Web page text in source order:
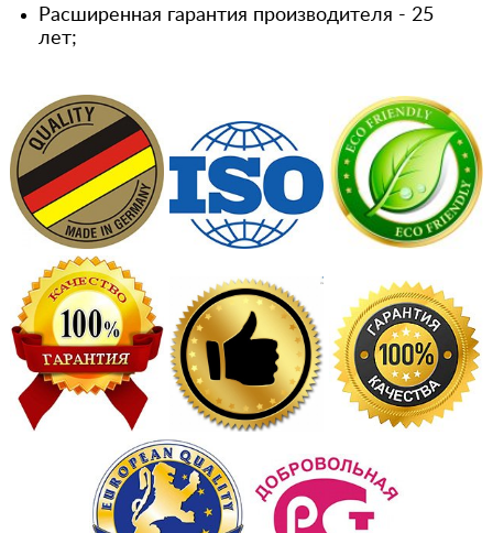
Расширенная гарантия производителя - 25
лет;